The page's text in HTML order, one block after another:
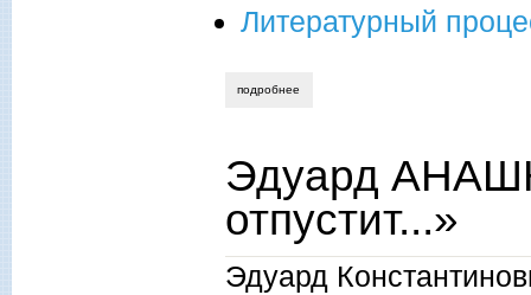
Литературный
подробнее
Эдуард
отпустит...»
Эдуард